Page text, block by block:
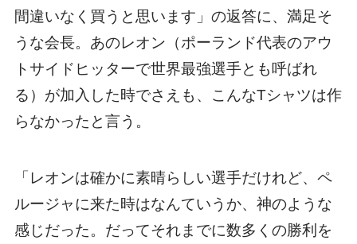
間違いなく買うと思います」の返答に、満足そ
うな会長。あのレオン（ポーランド代表のアウ
トサイドヒッターで世界最強選手とも呼ばれ
る）が加入した時でさえも、こんなTシャツは作
らなかったと言う。
「レオンは確かに素晴らしい選手だけれど、ペ
ルージャに来た時はなんていうか、神のような
感じだった。だってそれまでに数多くの勝利を